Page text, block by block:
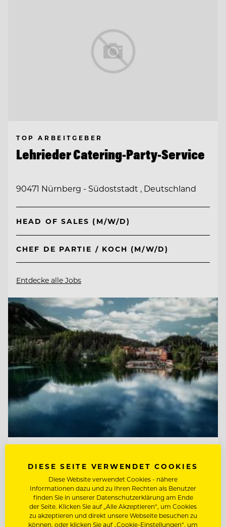
TOP ARBEITGEBER
Lehrieder Catering-Party-Service
90471 Nürnberg - Südoststadt , Deutschland
HEAD OF SALES (M/W/D)
CHEF DE PARTIE / KOCH (M/W/D)
Entdecke alle Jobs
Hotel Hochschober
9565 Ebene Reichenau, Österreich
DIESE SEITE VERWENDET COOKIES
Diese Website verwendet Cookies - nähere
Informationen dazu und zu Ihren Rechten als Benutzer
finden Sie in unserer Datenschutzerklärung am Ende
der Seite. Klicken Sie auf „Alle Akzeptieren“, um Cookies
zu akzeptieren und direkt unsere Webseite besuchen zu
können, oder klicken Sie auf „Cookie-Einstellungen“, um